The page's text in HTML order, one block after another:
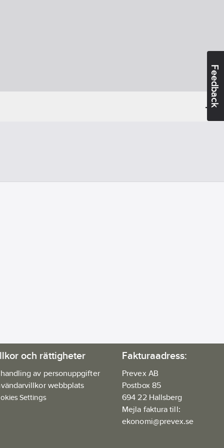
Feedback
och rättigheter
av personuppgifter
webbplats
Settings
Fakturaadress:
Prevex AB
Postbox 85
694 22 Hallsberg
Mejla faktura till:
ekonomi@prevex.se